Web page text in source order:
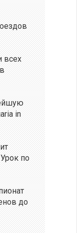
всех
in
по
до